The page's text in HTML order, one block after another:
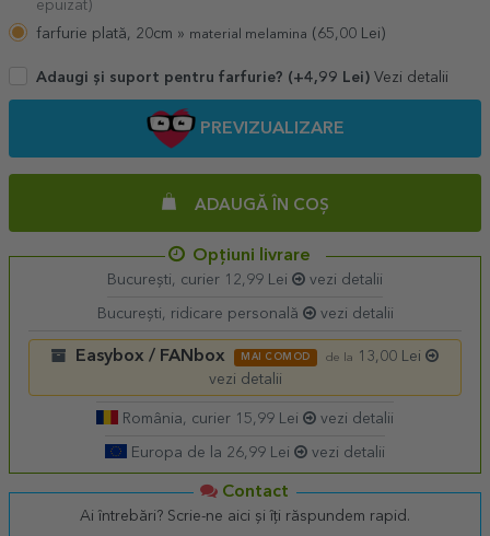
epuizat)
farfurie plată, 20cm » material melamina (65,00 Lei)
Adaugi și suport pentru farfurie? (+4,99 Lei) Vezi detalii
PREVIZUALIZARE
ADAUGĂ ÎN COȘ
Opțiuni livrare
București, curier 12,99 Lei vezi detalii
București, ridicare personală vezi detalii
Easybox / FANbox MAI COMOD de la
13,00 Lei
vezi detalii
România, curier 15,99 Lei vezi detalii
Europa de la 26,99 Lei vezi detalii
Contact
Ai întrebări? Scrie-ne aici și îți răspundem rapid.